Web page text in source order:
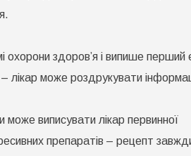
охорони здоров’я і випише перший
може роздрукувати
може виписувати лікар первинної
препаратів – рецепт